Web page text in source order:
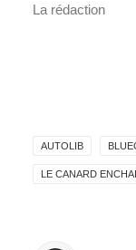
La rédaction
AUTOLIB
LE CANARD